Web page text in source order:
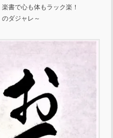
書で心も体もラック楽！
のダジャレ～